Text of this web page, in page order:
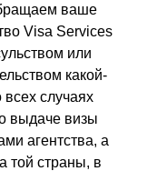
ваше
Visa Services
или
какой-
случаях
выдаче визы
агентства, а
той страны, в